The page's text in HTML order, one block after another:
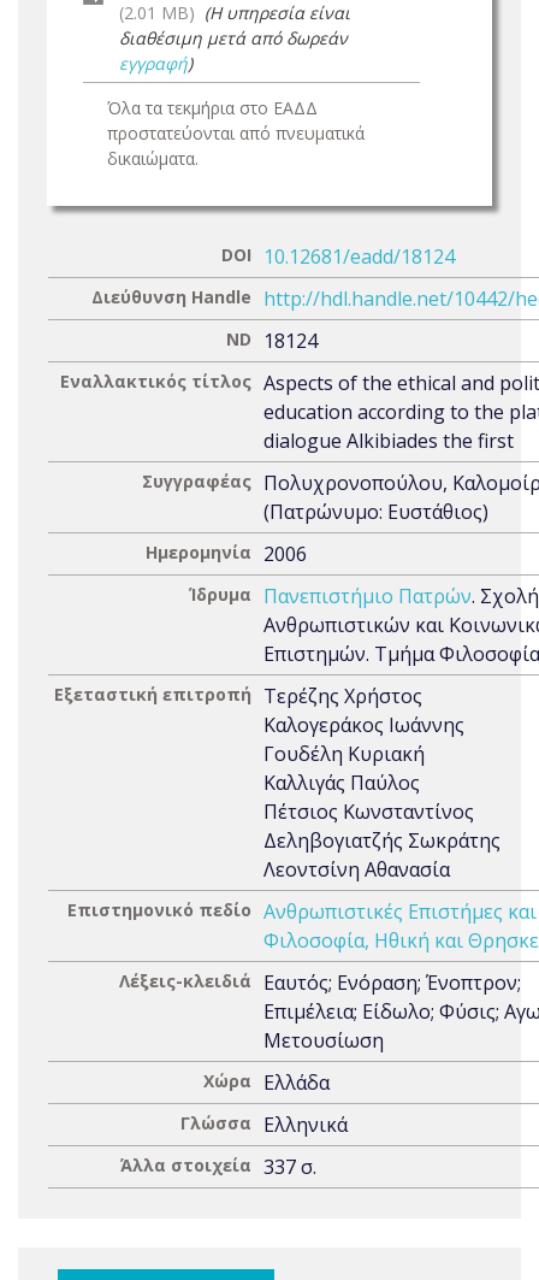
(2.01 MB) (Η υπηρεσία είναι
διαθέσιμη μετά από δωρεάν
εγγραφή)
Όλα τα τεκμήρια στο ΕΑΔΔ
προστατεύονται από πνευματικά
δικαιώματα.
DOI 10.12681/eadd/18124
Διεύθυνση Handle http://hdl.handle.net/10442/
ND 18124
Εναλλακτικός τίτλος Aspects of the ethical and
education according to the
dialogue Alkibiades the first
Συγγραφέας Πολυχρονοπούλου,
(Πατρώνυμο: Ευστάθιος)
Ημερομηνία 2006
Ίδρυμα Πανεπιστήμιο Πατρών. Σχολή
Ανθρωπιστικών και
Επιστημών. Τμήμα
Εξεταστική επιτροπή
Τερέζης Χρήστος
Καλογεράκος Ιωάννης
Γουδέλη Κυριακή
Καλλιγάς Παύλος
Πέτσιος Κωνσταντίνος
Δεληβογιατζής Σωκράτης
Λεοντσίνη Αθανασία
Επιστημονικό πεδίο Ανθρωπιστικές Επιστήμες
Φιλοσοφία, Ηθική και
Λέξεις-κλειδιά
Εαυτός; Ενόραση; Ένοπτρον;
Επιμέλεια; Είδωλο; Φύσις;
Μετουσίωση
Χώρα Ελλάδα
Γλώσσα Ελληνικά
Άλλα στοιχεία 337 σ.